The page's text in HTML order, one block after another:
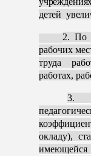
детей
2. По
рабочих
труда
работах,
3.
окладу),
имеющейся